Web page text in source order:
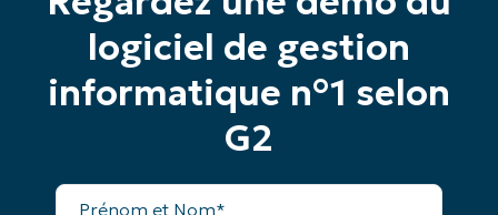
logiciel de gestion
informatique n°1 selon
G2
Prénom
number*
name*